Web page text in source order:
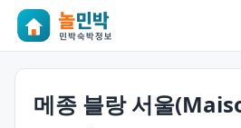
메종 블랑 서울